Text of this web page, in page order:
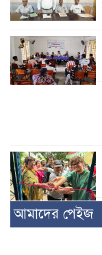
আমাদের পেইজ